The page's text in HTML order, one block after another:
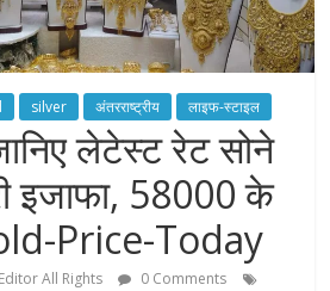
silver अंतरराष्ट्रीय लाइफ-स्टाइल
लेटेस्ट रेट सोने
इजाफा, 58000 के
Price-Today
Editor All Rights
0 Comments